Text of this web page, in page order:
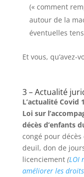
(« comment
autour de la
éventuelles
Et vous, qu’avez-
3 – Actualité
L’actualité
Loi sur
décès d’enfants
congé pour décès
deuil, don de
licenciement (LOI
améliorer les